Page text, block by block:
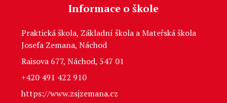
Informace o škole
Praktická škola, Základní škola a Mateřská škola
Josefa Zemana, Náchod
Raisova 677, Náchod, 547 01
+420 491 422 910
https://www.zsjzemana.cz